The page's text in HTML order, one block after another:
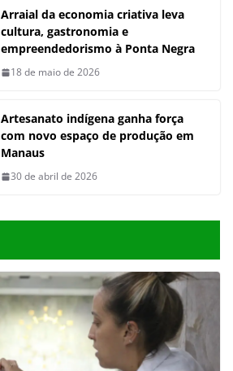
Arraial da economia criativa leva
cultura, gastronomia e
empreendedorismo à Ponta Negra
18 de maio de 2026
Artesanato indígena ganha força
com novo espaço de produção em
Manaus
30 de abril de 2026